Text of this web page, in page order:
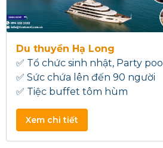
Du thuyền Hạ Long
✅ Tổ chức sinh nhật, Party pool
✅ Sức chứa lên đến 90 người
✅ Tiệc buffet tôm hùm
Xem chi tiết